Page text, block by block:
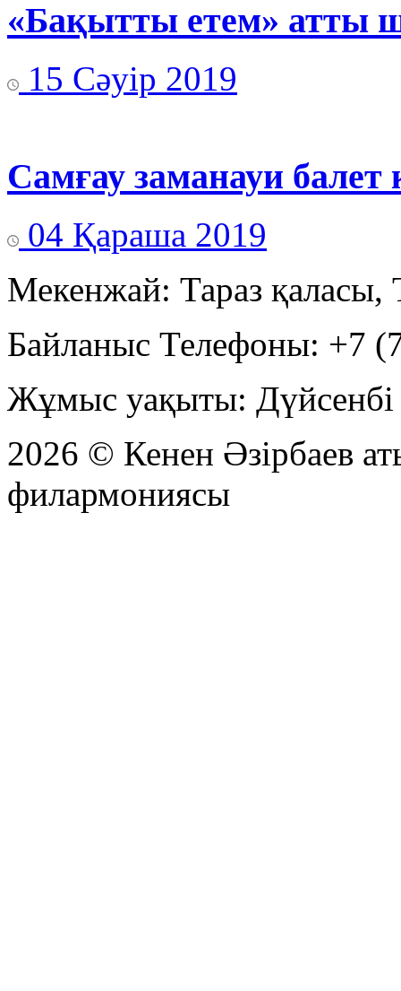
«Бақытты етем» атты
15 Сәуір 2019
Самғау заманауи балет
04 Қараша 2019
Мекенжай: Тараз қаласы,
Байланыс Телефоны: +7
Жұмыс уақыты:
2026 © Кенен Әзірбаев
филармониясы